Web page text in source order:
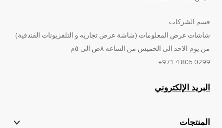
قسم الشركات
شاشات عرض المعلومات (شاشة عرض تجاريه و التلفزيونات الفندقية)
من يوم الاحد الى الخميس من الساعه ٨ص الى ٥م
0299 805 4 971+
البريد الإلكتروني
المنتجات